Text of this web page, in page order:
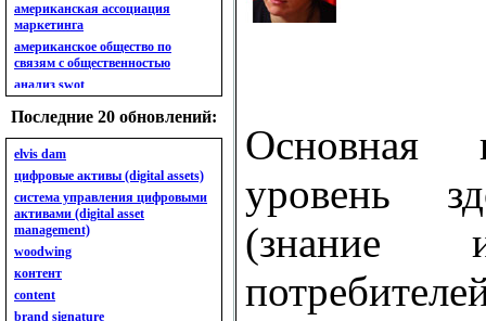
американская ассоциация
маркетинга
американское общество по
связям с общественностью
анализ swot
анализ бизнес-портфеля
анализ имиджа
анализ кластерный
анализ конкурентов
анализ кросс-культурных
особенностей
анализ мак кинси «7s»
анализ макросистемы
анализ маркетинговый
анализ рынка
Последние 20 обновлений:
elvis dam
цифровые активы (digital assets)
система управления цифровыми
активами (digital asset
management)
woodwing
контент
content
brand signature
Основная
уровень
(знание